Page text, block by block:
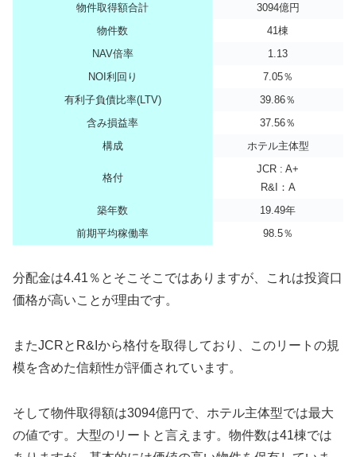
物件取得額合計
3094億円
物件数
41棟
NAV倍率
1.13
NOI利回り
7.05％
有利子負債比率(LTV)
39.86％
含み損益率
37.56％
構成
ホテル主体型
格付
JCR : A+
R&I：A
築年数
19.49年
前期平均稼働率
98.5％
分配金は4.41％とそこそこではありますが、これは投資口
価格が高いことが理由です。
またJCRとR&Iから格付を取得しており、このリートの規
模を含めた信頼性が評価されています。
そして物件取得額は3094億円で、ホテル主体型では最大
の値です。大型のリートと言えます。物件数は41棟では